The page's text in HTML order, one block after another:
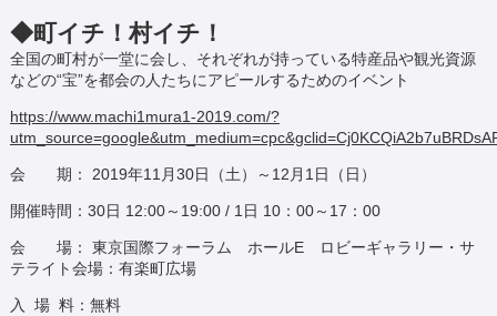
◆町イチ！村イチ！
全国の町村が一堂に会し、それぞれが持っている特産品や観光資源
などの“宝”を都会の人たちにアピールするためのイベント
https://www.machi1mura1-2019.com/?
会 期： 2019年11月30日（土）～12月1日（日）
開催時間：30日 12:00～19:00 / 1日 10：00～17：00
会 場： 東京国際フォーラム ホールE ロビーギャラリー・サ
テライト会場：有楽町広場
入 場 料：無料